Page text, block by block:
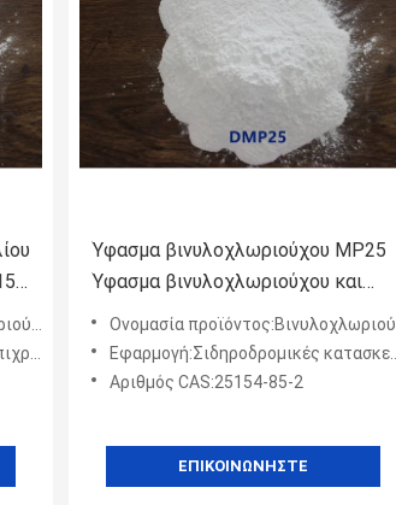
κ.λπ.
Ύφασμα βινυλοχλωριούχου MP25
Ύφασμα βινυλοχλωριούχου και
βινυλοισοβουτυλοαιθέριου
συμπολυμερούς
Ονομασία προϊόντος:Βινυλοχλωριούχο αιθερικό ρητίνη
Εφαρμογή:Σιδηροδρομικές κατασκευές, εμπορευματοκιβώτια, ναυτικοί και εργαζόμενοι στο νερό, μηχανήματα και αυτ
Αριθμός CAS:25154-85-2
ΕΠΙΚΟΙΝΩΝΉΣΤΕ